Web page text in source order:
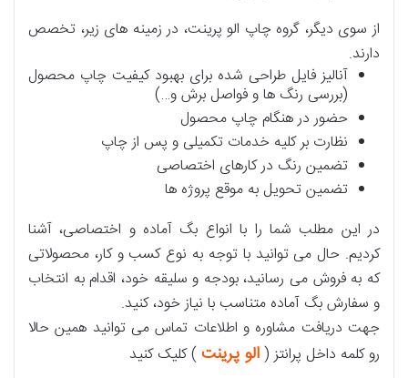
از سوی دیگر، گروه چاپ الو پرینت، در زمینه های زیر، تخصص
دارند.
آنالیز فایل طراحی شده برای بهبود کیفیت چاپ محصول
(بررسی رنگ ها و فواصل برش و…)
حضور در هنگام چاپ محصول
نظارت بر کلیه خدمات تکمیلی و پس از چاپ
تضمین رنگ در کارهای اختصاصی
تضمین تحویل به موقع پروژه ها
در این مطلب شما را با انواع بگ آماده و اختصاصی، آشنا
کردیم. حال می توانید با توجه به نوع کسب و کار، محصولاتی
که به فروش می رسانید، بودجه و سلیقه خود، اقدام به انتخاب
و سفارش بگ آماده متناسب با نیاز خود، کنید.
جهت دریافت مشاوره و اطلاعات تماس می توانید همین حالا
رو کلمه داخل پرانتز (الو پرینت) کلیک کنید